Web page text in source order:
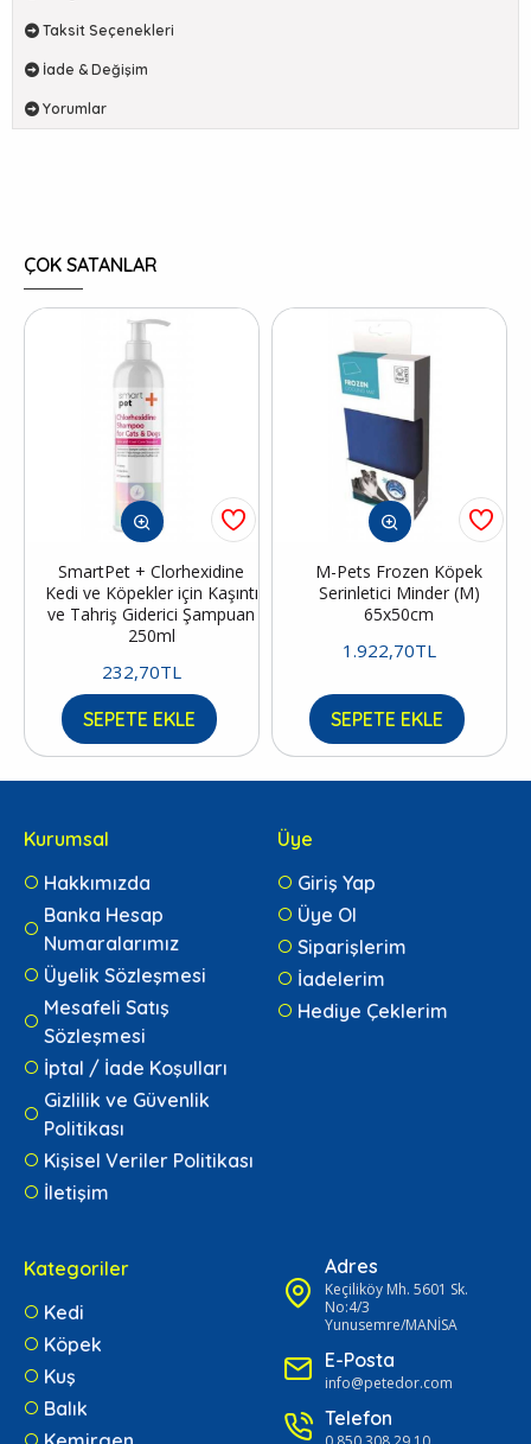
Taksit Seçenekleri
İade & Değişim
Yorumlar
ÇOK SATANLAR
SmartPet + Clorhexidine
Kedi ve Köpekler için Kaşıntı
ve Tahriş Giderici Şampuan
250ml
232,70TL
SEPETE EKLE
M-Pets Frozen Köpek
Serinletici Minder (M)
65x50cm
1.922,70TL
SEPETE EKLE
Kurumsal
Hakkımızda
Banka Hesap
Numaralarımız
Üyelik Sözleşmesi
Mesafeli Satış
Sözleşmesi
İptal / İade Koşulları
Gizlilik ve Güvenlik
Politikası
Kişisel Veriler Politikası
İletişim
Üye
Giriş Yap
Üye Ol
Siparişlerim
İadelerim
Hediye Çeklerim
Kategoriler
Kedi
Köpek
Kuş
Balık
Adres
Keçiliköy Mh. 5601 Sk.
No:4/3
Yunusemre/MANİSA
E-Posta
info@petedor.com
Telefon